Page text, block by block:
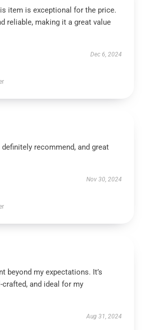
item is exceptional for the price.
reliable, making it a great value
Dec 6, 2024
definitely recommend, and great
Nov 30, 2024
beyond my expectations. It’s
crafted, and ideal for my
Aug 31, 2024